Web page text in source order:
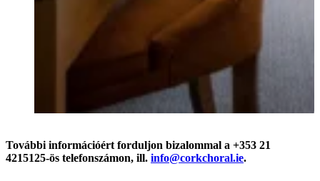
További információért forduljon bizalommal a +353 21
4215125-ös telefonszámon, ill. info@corkchoral.ie.